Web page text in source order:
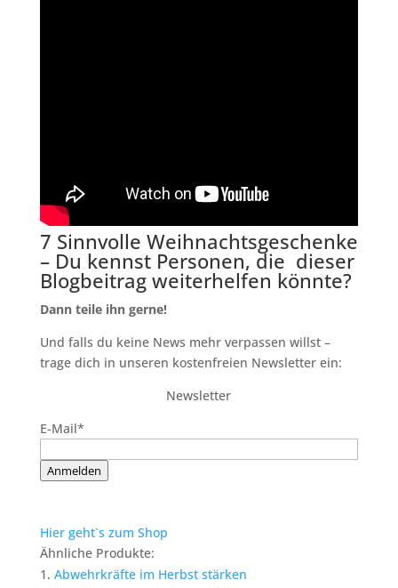
7 Sinnvolle Weihnachtsgeschenke
– Du kennst Personen, die dieser
Blogbeitrag weiterhelfen könnte?
Dann teile ihn gerne!
Und falls du keine News mehr verpassen willst –
trage dich in unseren kostenfreien Newsletter ein:
Newsletter
E-Mail*
Anmelden
Hier geht`s zum Shop
Ähnliche Produkte:
Abwehrkräfte im Herbst stärken